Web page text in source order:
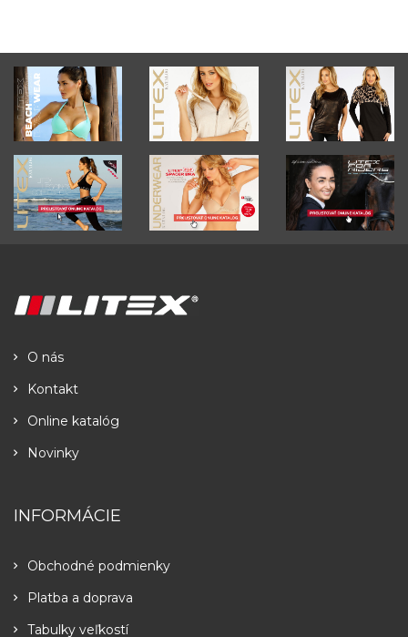
O nás
Kontakt
Online katalóg
Novinky
INFORMÁCIE
Obchodné podmienky
Platba a doprava
Tabulky veľkostí